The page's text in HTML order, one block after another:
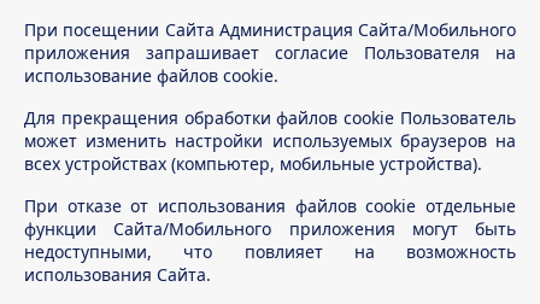
При посещении Сайта Администрация Сайта/Мобильного
приложения запрашивает согласие Пользователя на
использование файлов cookie.
Для прекращения обработки файлов cookie Пользователь
может изменить настройки используемых браузеров на
всех устройствах (компьютер, мобильные устройства).
При отказе от использования файлов cookie отдельные
функции Сайта/Мобильного приложения могут быть
недоступными, что повлияет на возможность
использования Сайта.